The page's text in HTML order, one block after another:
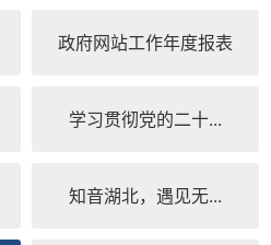
政府网站工作年度报表
学习贯彻党的二十...
知音湖北，遇见无...